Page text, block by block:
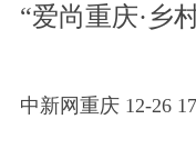
“爱尚重庆·乡
中新网重庆 12-26